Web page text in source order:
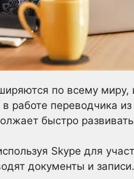
по всему
работе переводчика
быстро
Skype для
документы и записи.